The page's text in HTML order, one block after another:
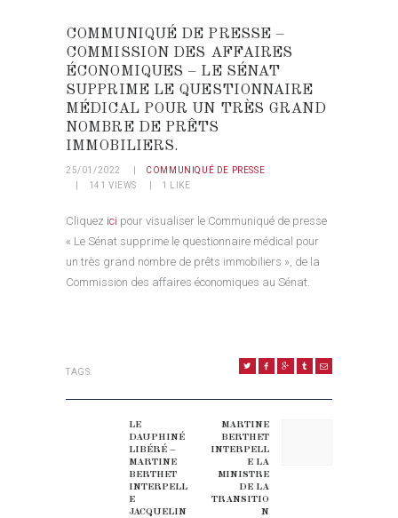
COMMUNIQUÉ DE PRESSE –
COMMISSION DES AFFAIRES
ÉCONOMIQUES – LE SÉNAT
SUPPRIME LE QUESTIONNAIRE
MÉDICAL POUR UN TRÈS GRAND
NOMBRE DE PRÊTS
IMMOBILIERS.
25/01/2022
COMMUNIQUÉ DE PRESSE
141 VIEWS 1 LIKE
Cliquez ici pour visualiser le Communiqué de presse
« Le Sénat supprime le questionnaire médical pour
un très grand nombre de prêts immobiliers », de la
Commission des affaires économiques au Sénat.
TAGS:
Previous post:
LE
DAUPHINÉ
LIBÉRÉ –
MARTINE
BERTHET
INTERPELL
E
JACQUELIN
Next post:
MARTINE
BERTHET
INTERPELL
E LA
MINISTRE
DE LA
TRANSITIO
N